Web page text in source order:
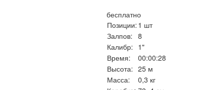
бесплатно
Позиции: 1 шт
Залпов: 8
Калибр: 1"
Время:
00:00:28
Высота: 25 м
Масса:
0,3 кг